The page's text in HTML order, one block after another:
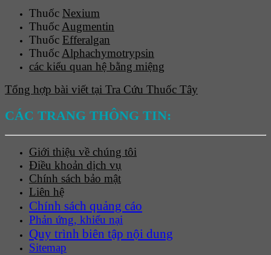
Thuốc Nexium
Thuốc Augmentin
Thuốc Efferalgan
Thuốc Alphachymotrypsin
các kiểu quan hệ bằng miệng
Tổng hợp bài viết tại Tra Cứu Thuốc Tây
CÁC TRANG THÔNG TIN:
Giới thiệu về chúng tôi
Điều khoản dịch vụ
Chính sách bảo mật
Liên hệ
Chính sách quảng cáo
Phản ứng, khiếu nại
Quy trình biên tập nội dung
Sitemap